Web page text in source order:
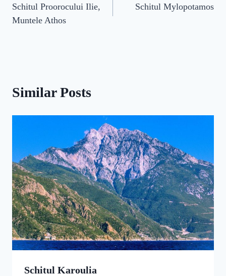
în
Schitul Proorocului Ilie,
Muntele Athos
Schitul Mylopotamos
Similar Posts
Schitul Karoulia